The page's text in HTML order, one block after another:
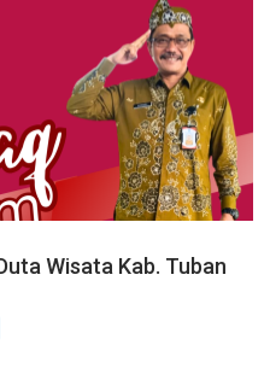
Wisata Kab. Tuban